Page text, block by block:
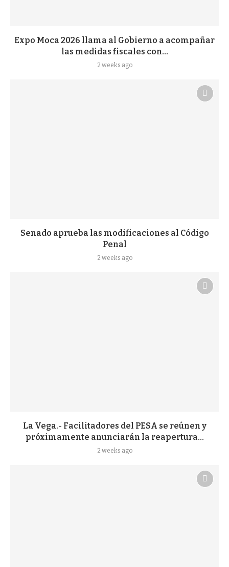
Expo Moca 2026 llama al Gobierno a acompañar
las medidas fiscales con...
2 weeks ago
Senado aprueba las modificaciones al Código
Penal
2 weeks ago
La Vega.- Facilitadores del PESA se reúnen y
próximamente anunciarán la reapertura...
2 weeks ago